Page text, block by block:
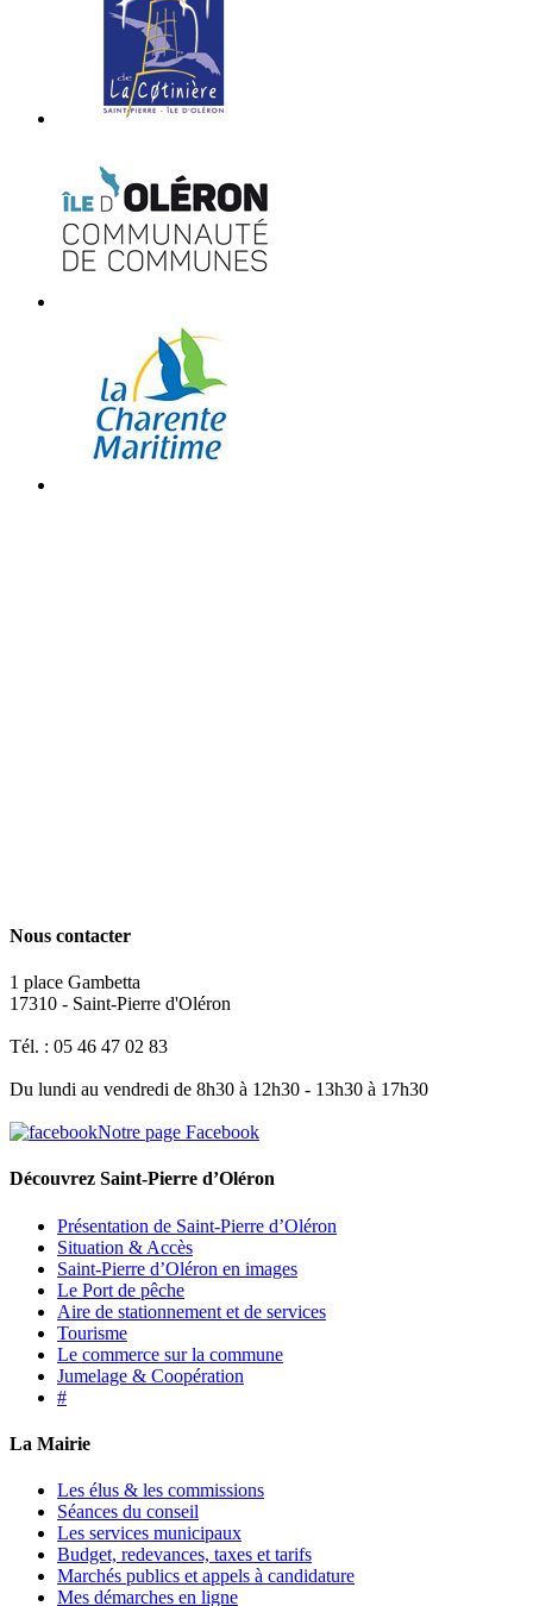
Nous contacter
1 place Gambetta
17310 - Saint-Pierre d'Oléron
Tél. : 05 46 47 02 83
Du lundi au vendredi de 8h30 à 12h30 - 13h30 à 17h30
Notre page Facebook
Découvrez Saint-Pierre d’Oléron
Présentation de Saint-Pierre d’Oléron
Situation & Accès
Saint-Pierre d’Oléron en images
Le Port de pêche
Aire de stationnement et de services
Tourisme
Le commerce sur la commune
Jumelage & Coopération
#
La Mairie
Les élus & les commissions
Séances du conseil
Les services municipaux
Budget, redevances, taxes et tarifs
Marchés publics et appels à candidature
Mes démarches en ligne